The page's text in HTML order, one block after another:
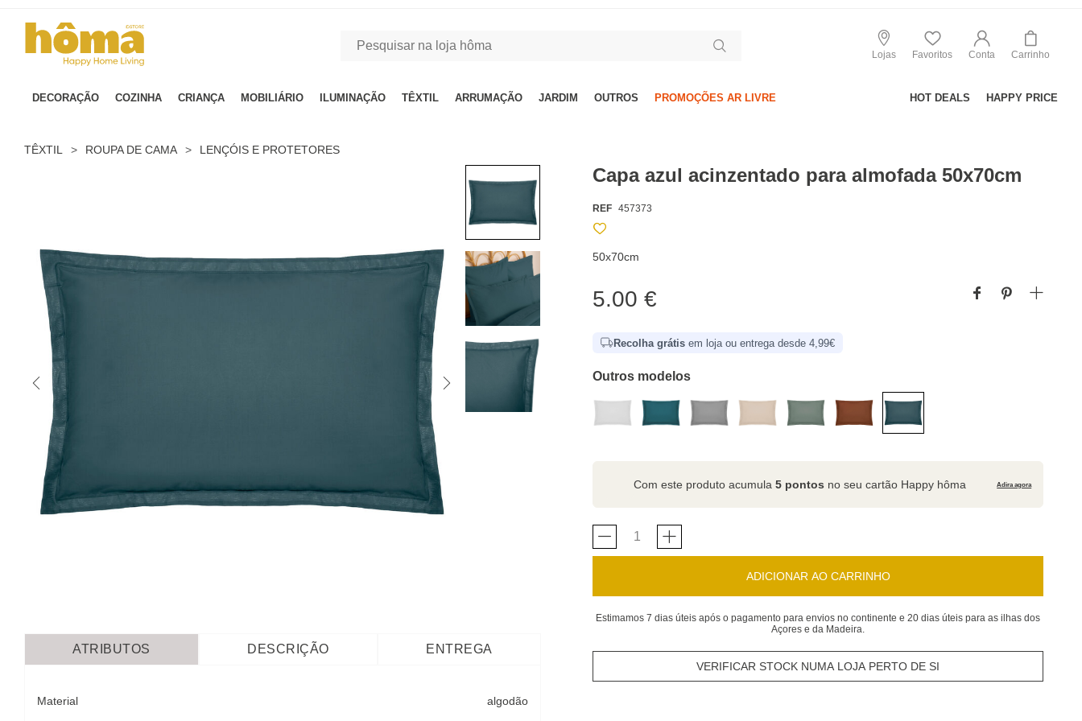
Lojas Favoritos Conta Carrinho
DECORAÇÃO COZINHA CRIANÇA MOBILIÁRIO ILUMINAÇÃO TÊXTIL ARRUMAÇÃO JARDIM OUTROS PROMOÇÕES AR LIVRE HOT DEALS HAPPY PRICE
TÊXTIL > ROUPA DE CAMA > LENÇÓIS E PROTETORES
Capa azul acinzentado para almofada 50x70cm
REF 457373
50x70cm
5.00 €
Recolha grátis em loja ou entrega desde 4,99€
Outros modelos
Com este produto acumula5 pontos no seu cartão Happy hôma Adira agora
ADICIONAR AO CARRINHO
Estimamos 7 dias úteis após o pagamento para envios no continente e 20 dias úteis para as ilhas dos
Açores e da Madeira.
VERIFICAR STOCK NUMA LOJA PERTO DE SI
ATRIBUTOS DESCRIÇÃO ENTREGA
Material algodão